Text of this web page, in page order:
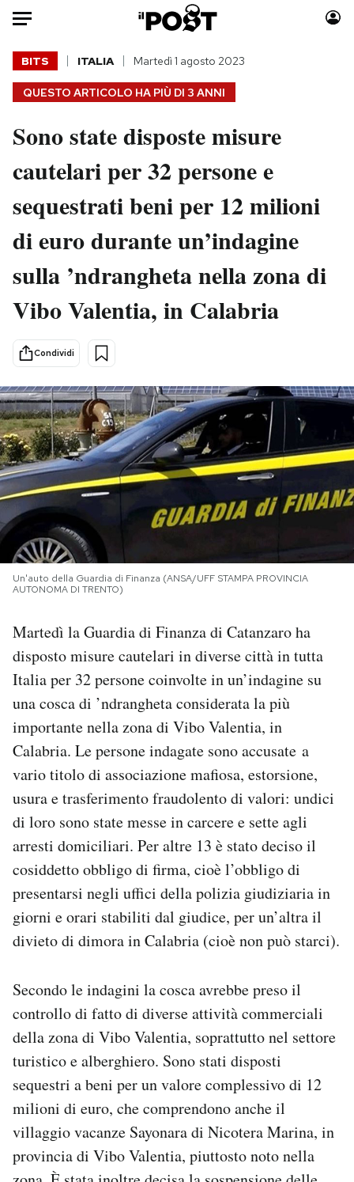
Auto
HOME
Italia
Politica
Tecnologia
Scienza
Cultura
Sport
Moda
Consumismi
Storie/Idee
Media
Europa
Mondiali calcio 2026
PODCAST
NEWSLETTER
I MIEI PREFERITI
SHOP
CALENDARIO
Area Personale
Newsletter
Notifiche mobile
Hai bisogno di aiuto?
Esci
QUESTO ARTICOLO HA PIÙ DI 3 ANNI
BITS ITALIA Martedì 1 agosto 2023
Sono state disposte misure
cautelari per 32 persone e
sequestrati beni per 12 milioni
di euro durante un’indagine
sulla ’ndrangheta nella zona di
Vibo Valentia, in Calabria
Condividi
Un'auto della Guardia di Finanza (ANSA/UFF STAMPA PROVINCIA
AUTONOMA DI TRENTO)
Martedì la Guardia di Finanza di Catanzaro ha
disposto misure cautelari in diverse città in tutta
Italia per 32 persone coinvolte in un’indagine su
una cosca di ’ndrangheta considerata la più
importante nella zona di Vibo Valentia, in
Calabria. Le persone indagate sono accusate a
vario titolo di associazione mafiosa, estorsione,
usura e trasferimento fraudolento di valori: undici
di loro sono state messe in carcere e sette agli
arresti domiciliari. Per altre 13 è stato deciso il
cosiddetto obbligo di firma, cioè l’obbligo di
presentarsi negli uffici della polizia giudiziaria in
giorni e orari stabiliti dal giudice, per un’altra il
divieto di dimora in Calabria (cioè non può starci).
Secondo le indagini la cosca avrebbe preso il
controllo di fatto di diverse attività commerciali
della zona di Vibo Valentia, soprattutto nel settore
turistico e alberghiero. Sono stati disposti
sequestri a beni per un valore complessivo di 12
milioni di euro, che comprendono anche il
villaggio vacanze Sayonara di Nicotera Marina, in
provincia di Vibo Valentia, piuttosto noto nella